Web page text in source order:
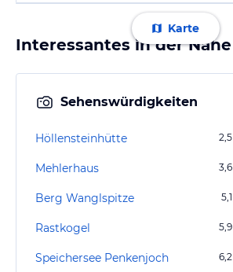
Karte
Interessantes in der Nähe
Sehenswürdigkeiten
Höllensteinhütte 2,5
Mehlerhaus 3,6
Berg Wanglspitze 5,1
Rastkogel 5,9
Speichersee Penkenjoch 6,2